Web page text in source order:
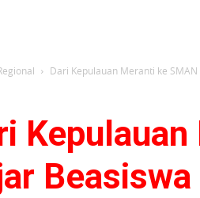
Dari Kepulauan Meranti ke SMAN